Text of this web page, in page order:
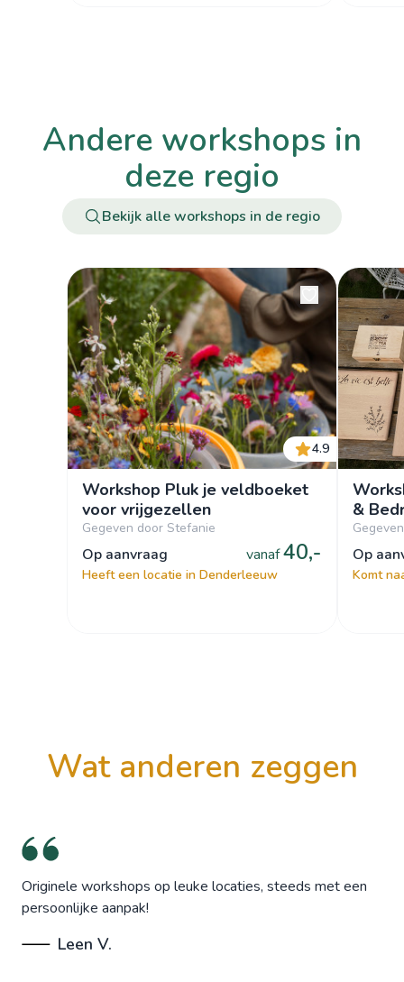
andere workshops in
deze regio
Bekijk alle workshops in de regio
4.9
Workshop Pluk je veldboeket
voor vrijgezellen
Gegeven door Stefanie
op aanvraag vanaf40,-
Heeft een locatie in Denderleeuw
&
op
Komt
wat anderen zeggen
Originele workshops op leuke locaties, steeds met een
persoonlijke aanpak!
Leen V.